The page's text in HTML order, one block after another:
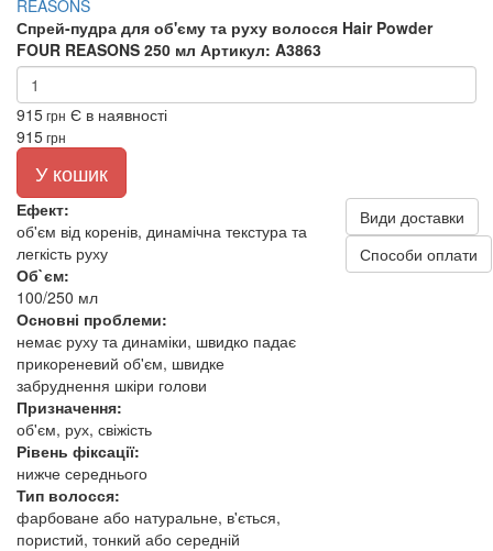
Спрей-пудра для об'єму та руху волосся Hair Powder
FOUR REASONS 250 мл Артикул: A3863
915грн Є в наявності
915грн
У кошик
Ефект:
об'єм від коренів, динамічна текстура та
легкість руху
Об`єм:
100/250 мл
Основні проблеми:
немає руху та динаміки, швидко падає
прикореневий об'єм, швидке
забруднення шкіри голови
Призначення:
об'єм, рух, свіжість
Рівень фіксації:
нижче середнього
Тип волосся:
фарбоване або натуральне, в'ється,
пористий, тонкий або середній
Види доставки
Способи оплати